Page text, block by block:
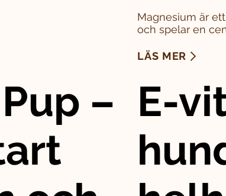
Magnesium är
och spelar en
LÄS MER
– E-